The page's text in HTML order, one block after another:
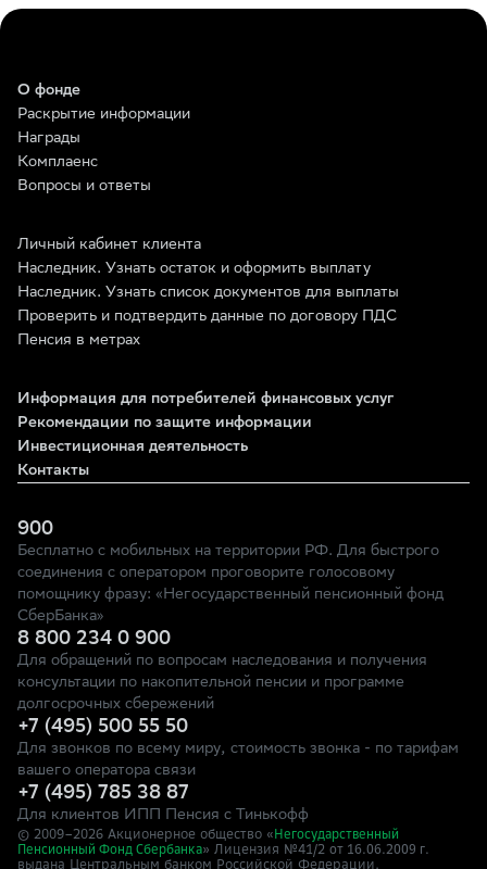
О фонде
Раскрытие информации
Награды
Комплаенс
Вопросы и ответы
Личный кабинет клиента
Наследник. Узнать остаток и оформить выплату
Наследник. Узнать список документов для выплаты
Проверить и подтвердить данные по договору ПДС
Пенсия в метрах
Информация для потребителей финансовых услуг
Рекомендации по защите информации
Инвестиционная деятельность
Контакты
900
Бесплатно с мобильных на территории РФ. Для быстрого
соединения с оператором проговорите голосовому
помощнику фразу: «Негосударственный пенсионный фонд
СберБанка»
8 800 234 0 900
Для обращений по вопросам наследования и получения
консультации по накопительной пенсии и программе
долгосрочных сбережений
+7 (495) 500 55 50
Для звонков по всему миру, стоимость звонка - по тарифам
вашего оператора связи
+7 (495) 785 38 87
Для клиентов ИПП Пенсия с Тинькофф
© 2009–2026 Акционерное общество « Негосударственный
Пенсионный Фонд Сбербанка» Лицензия №41/2 от 16.06.2009 г.
выдана Центральным банком Российской Федерации.